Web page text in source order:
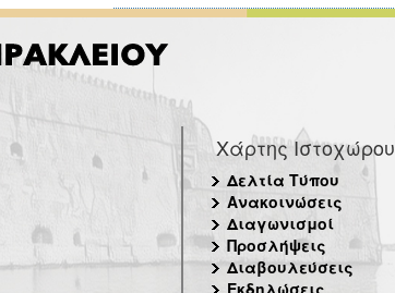
Χάρτης Ιστοχώρου
Δελτία Τύπου
Ανακοινώσεις
Διαγωνισμοί
Προσλήψεις
Διαβουλεύσεις
Εκδηλώσεις